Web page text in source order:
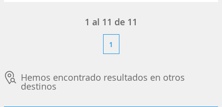
1 al 11 de 11
1
Hemos encontrado resultados en otros
destinos